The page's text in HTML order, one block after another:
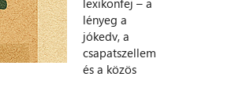
lexikonfej – a
lényeg a
jókedv, a
csapatszellem
és a közös